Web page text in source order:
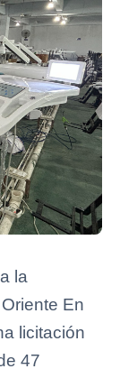
la
En
licitación
47